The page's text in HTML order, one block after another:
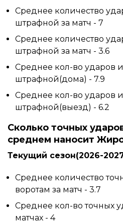
Среднее количество
штрафной за матч - 7
Среднее количество
штрафной за матч - 3.6
Среднее кол-во ударов
штрафной(дома) - 7.9
Среднее кол-во ударов
штрафной(выезд) - 6.2
Сколько точных
среднем наносит
Текущий сезон(2026-
Среднее количество
воротам за матч - 3.7
Среднее кол-во точных
матчах - 4